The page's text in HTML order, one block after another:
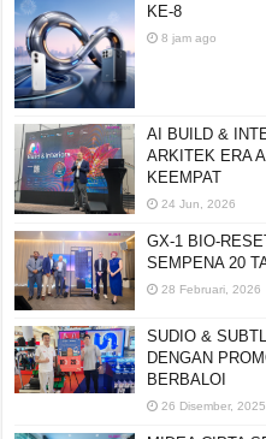
KE-8
8 jam ago
AI BUILD &
ARKITEK ERA
KEEMPAT
24 Jun, 2026
GX-1 BIO-
SEMPENA 20
28 Februari, 2026
SUDIO &
DENGAN
BERBALOI
26 Disember, 2025